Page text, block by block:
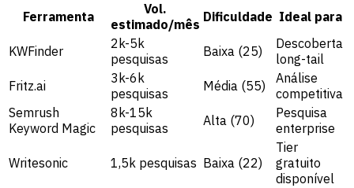
Ferramenta
Vol.
estimado/mês Dificuldade Ideal para
KWFinder
2k-5k
pesquisas
Baixa (25)
Descoberta
long-tail
Fritz.ai
3k-6k
pesquisas
Média (55)
Análise
competitiva
Semrush
Keyword Magic
8k-15k
pesquisas
Alta (70)
Pesquisa
enterprise
Writesonic 1,5k pesquisas Baixa (22)
Tier
gratuito
disponível